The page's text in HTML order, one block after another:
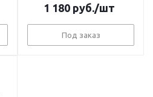
1 180руб./шт
Под заказ